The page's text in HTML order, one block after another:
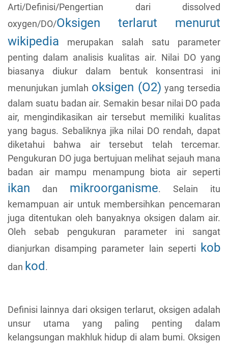
Arti/Definisi/Pengertian dari dissolved
oxygen/DO/Oksigen terlarut menurut
wikipedia merupakan salah satu parameter
penting dalam analisis kualitas air. Nilai DO yang
biasanya diukur dalam bentuk konsentrasi ini
menunjukan jumlah oksigen (O2) yang tersedia
dalam suatu badan air. Semakin besar nilai DO pada
air, mengindikasikan air tersebut memiliki kualitas
yang bagus. Sebaliknya jika nilai DO rendah, dapat
diketahui bahwa air tersebut telah tercemar.
Pengukuran DO juga bertujuan melihat sejauh mana
badan air mampu menampung biota air seperti
ikan dan mikroorganisme. Selain itu
kemampuan air untuk membersihkan pencemaran
juga ditentukan oleh banyaknya oksigen dalam air.
Oleh sebab pengukuran parameter ini sangat
dianjurkan disamping parameter lain seperti
kob
dan kod .
Definisi lainnya dari oksigen terlarut, oksigen adalah
unsur utama yang paling penting dalam
kelangsungan makhluk hidup di alam bumi. Oksigen